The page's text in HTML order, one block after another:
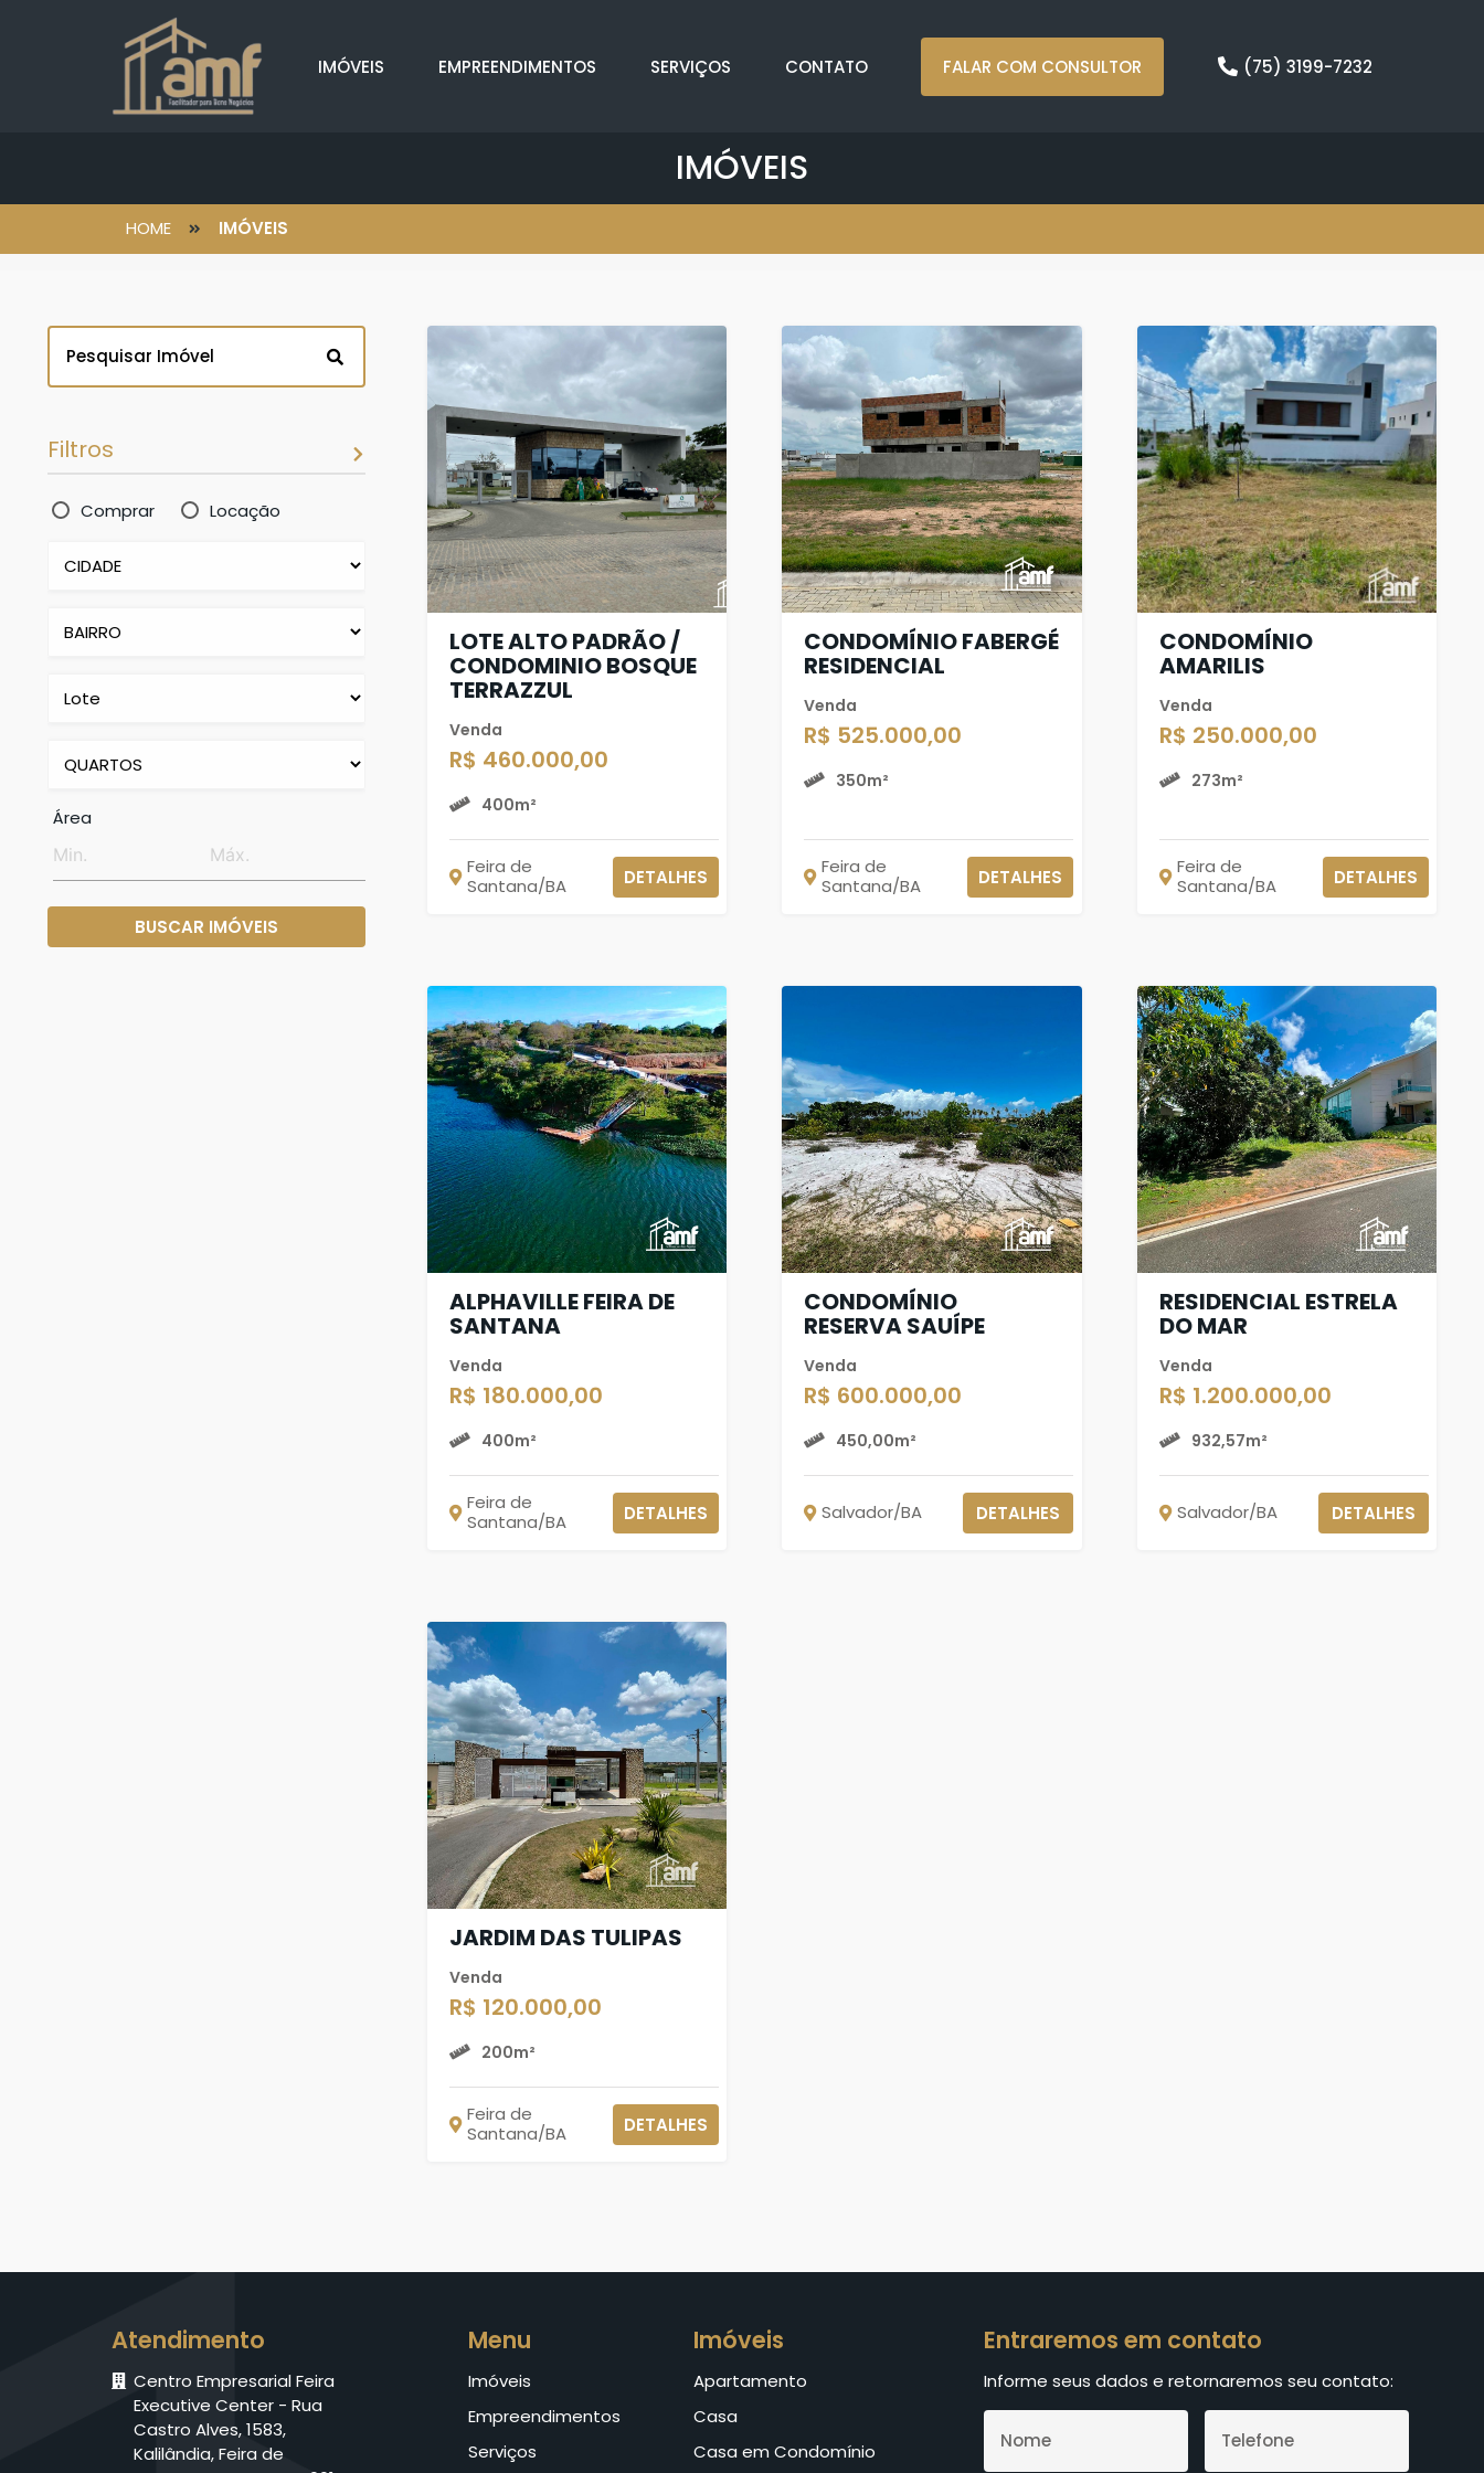
IMÓVEIS EMPREENDIMENTOS SERVIÇOS CONTATO FALAR COM CONSULTOR (75) 3199-7232
IMÓVEIS
HOME IMÓVEIS
Filtros
Comprar Locação
Área
BUSCAR IMÓVEIS
LOTE ALTO PADRÃO /
CONDOMINIO BOSQUE
TERRAZZUL
Venda
R$ 460.000,00
400m²
Feira de
Santana/BA
DETALHES
CONDOMÍNIO FABERGÉ
RESIDENCIAL
Venda
R$ 525.000,00
350m²
Feira de
Santana/BA
DETALHES
CONDOMÍNIO
AMARILIS
Venda
R$ 250.000,00
273m²
Feira de
Santana/BA
DETALHES
ALPHAVILLE FEIRA DE
SANTANA
Venda
R$ 180.000,00
400m²
Feira de
Santana/BA
DETALHES
CONDOMÍNIO
RESERVA SAUÍPE
Venda
R$ 600.000,00
450,00m²
Salvador/BA DETALHES
RESIDENCIAL ESTRELA
DO MAR
Venda
R$ 1.200.000,00
932,57m²
Salvador/BA DETALHES
JARDIM DAS TULIPAS
Venda
R$ 120.000,00
200m²
Feira de
Santana/BA
DETALHES
Atendimento
Centro Empresarial Feira
Executive Center - Rua
Castro Alves, 1583,
Kalilândia, Feira de
Menu
Imóveis
Empreendimentos
Serviços
Imóveis
Apartamento
Casa
Casa em Condomínio
Entraremos em contato
Informe seus dados e retornaremos seu contato: